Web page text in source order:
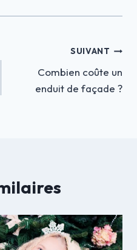
SUIVANT
Combien coûte un
enduit de façade ?